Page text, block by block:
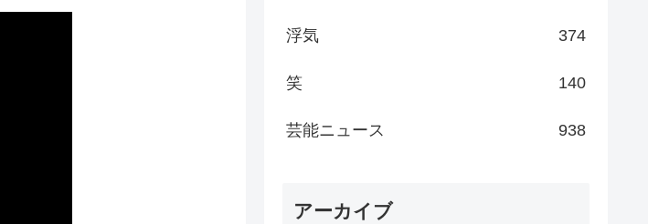
浮気 374
笑 140
芸能ニュース 938
アーカイブ